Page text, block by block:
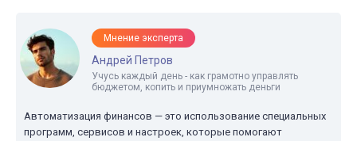
Мнение эксперта
Андрей Петров
Учусь каждый день - как грамотно управлять
бюджетом, копить и приумножать деньги
Автоматизация финансов — это использование специальных
программ, сервисов и настроек, которые помогают